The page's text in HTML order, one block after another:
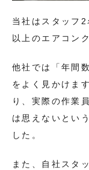
当社はスタッフ
以上のエアコン
他社では「年間
をよく見かけま
り、実際の作業
は思えないとい
した。
また、自社スタ